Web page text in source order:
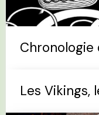
Chronologie
Les Vikings,